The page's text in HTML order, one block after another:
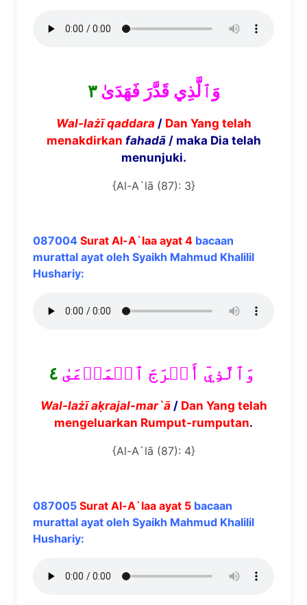
وَٱلَّذِي قَدَّرَ فَهَدَىٰ٣
Wal-lażī qaddara/ Dan Yang telah
menakdirkan fahadā/ maka Dia telah
menunjuki.
{Al-A`lā (87): 3}
087004 Surat Al-A`laa ayat 4 bacaan
murattal ayat oleh Syaikh Mahmud Khalilil
Hushariy:
وَٱلَّذِيٓ أَخۡرَجَ ٱلۡمَرۡعَىٰ٤
Wal-lażīaḳrajal-mar`ā/ Dan Yang telah
mengeluarkan Rumput-rumputan.
{Al-A`lā (87): 4}
087005 Surat Al-A`laa ayat 5 bacaan
murattal ayat oleh Syaikh Mahmud Khalilil
Hushariy: